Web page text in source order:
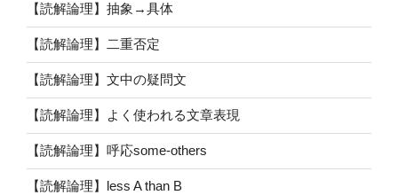
【読解論理】抽象→具体
【読解論理】二重否定
【読解論理】文中の疑問文
【読解論理】よく使われる文章表現
【読解論理】呼応some-others
【読解論理】less A than B